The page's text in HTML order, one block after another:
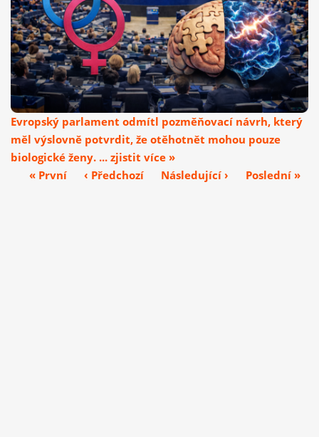
Evropský parlament odmítl pozměňovací návrh, který
měl výslovně potvrdit, že otěhotnět mohou pouze
biologické ženy. ... zjistit více »
« První
‹ Předchozí Následující › Poslední »